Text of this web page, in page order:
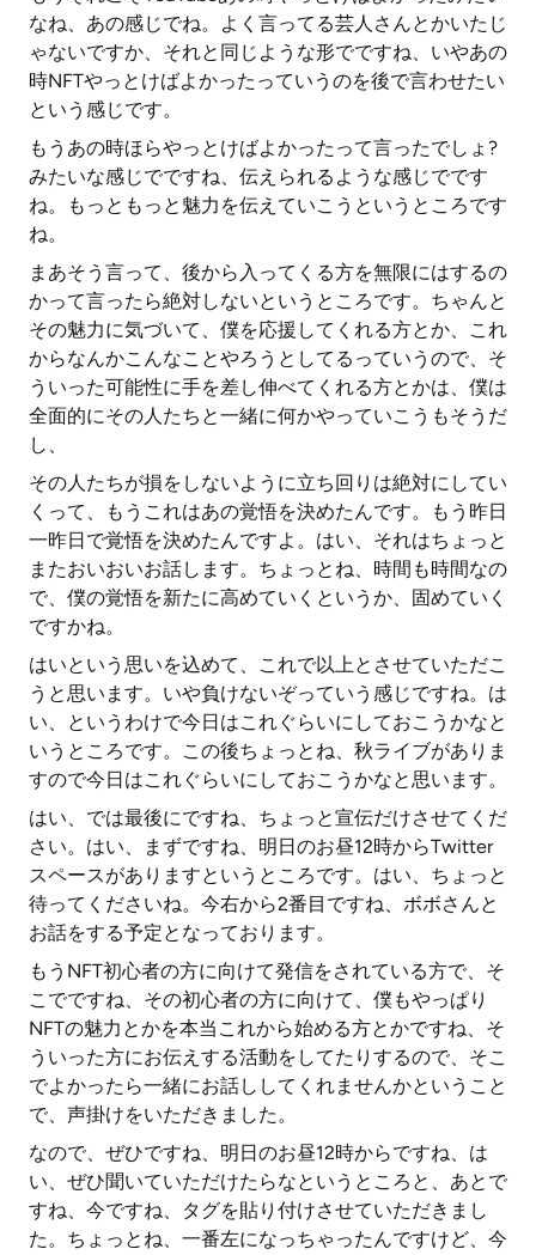
なね、あの感じでね。よく言ってる芸人さんとかいたじ
ゃないですか、それと同じような形でですね、いやあの
時NFTやっとけばよかったっていうのを後で言わせたい
という感じです。
もうあの時ほらやっとけばよかったって言ったでしょ?
みたいな感じでですね、伝えられるような感じでです
ね。もっともっと魅力を伝えていこうというところです
ね。
まあそう言って、後から入ってくる方を無限にはするの
かって言ったら絶対しないというところです。ちゃんと
その魅力に気づいて、僕を応援してくれる方とか、これ
からなんかこんなことやろうとしてるっていうので、そ
ういった可能性に手を差し伸べてくれる方とかは、僕は
全面的にその人たちと一緒に何かやっていこうもそうだ
し、
その人たちが損をしないように立ち回りは絶対にしてい
くって、もうこれはあの覚悟を決めたんです。もう昨日
一昨日で覚悟を決めたんですよ。はい、それはちょっと
またおいおいお話します。ちょっとね、時間も時間なの
で、僕の覚悟を新たに高めていくというか、固めていく
ですかね。
はいという思いを込めて、これで以上とさせていただこ
うと思います。いや負けないぞっていう感じですね。は
い、というわけで今日はこれぐらいにしておこうかなと
いうところです。この後ちょっとね、秋ライブがありま
すので今日はこれぐらいにしておこうかなと思います。
はい、では最後にですね、ちょっと宣伝だけさせてくだ
さい。はい、まずですね、明日のお昼12時からTwitter
スペースがありますというところです。はい、ちょっと
待ってくださいね。今右から2番目ですね、ボボさんと
お話をする予定となっております。
もうNFT初心者の方に向けて発信をされている方で、そ
こでですね、その初心者の方に向けて、僕もやっぱり
NFTの魅力とかを本当これから始める方とかですね、そ
ういった方にお伝えする活動をしてたりするので、そこ
でよかったら一緒にお話ししてくれませんかということ
で、声掛けをいただきました。
なので、ぜひですね、明日のお昼12時からですね、は
い、ぜひ聞いていただけたらなというところと、あとで
すね、今ですね、タグを貼り付けさせていただきまし
た。ちょっとね、一番左になっちゃったんですけど、今